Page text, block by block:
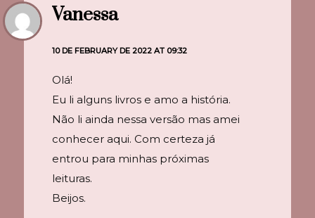
Vanessa
10 DE FEBRUARY DE 2022 AT 09:32
Olá!
Eu li alguns livros e amo a história.
Não li ainda nessa versão mas amei
conhecer aqui. Com certeza já
entrou para minhas próximas
leituras.
Beijos.